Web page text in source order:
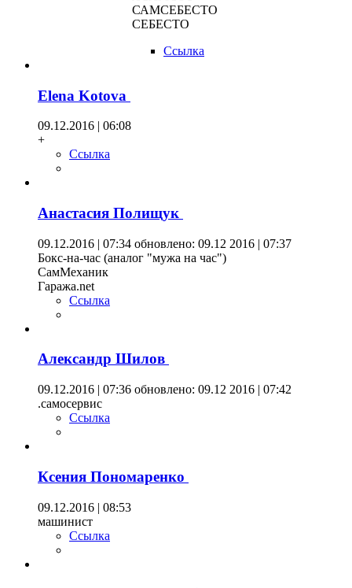
САМСЕБЕСТО
СЕБЕСТО
Ссылка
Elena Kotova
09.12.2016 | 06:08
+
Ссылка
Анастасия Полищук
09.12.2016 | 07:34 обновлено: 09.12 2016 | 07:37
Бокс-на-час (аналог "мужа на час")
СамМеханик
Гаража.net
Ссылка
Александр Шилов
09.12.2016 | 07:36 обновлено: 09.12 2016 | 07:42
.самосервис
Ссылка
Ксения Пономаренко
09.12.2016 | 08:53
машинист
Ссылка